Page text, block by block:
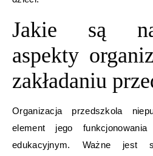
Jakie są
aspekty
zakładaniu
Organizacja przedszkola
element jego
edukacyjnym. Ważne jest